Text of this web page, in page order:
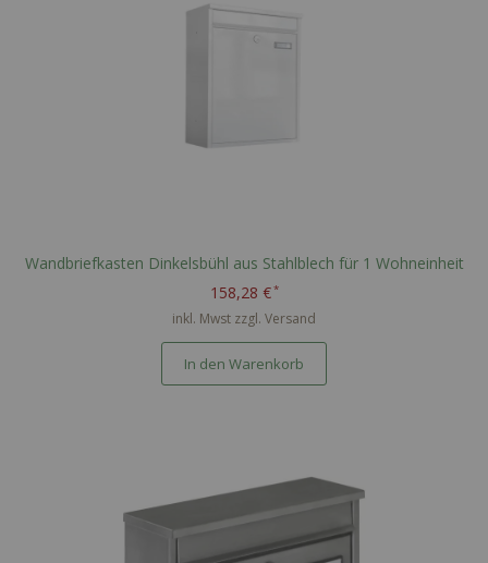
Wandbriefkasten Dinkelsbühl aus Stahlblech für 1 Wohneinheit
158,28 €
inkl. Mwst zzgl. Versand
In den Warenkorb